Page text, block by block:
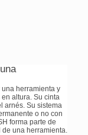
herramienta y
altura. Su cinta
arnés. Su sistema
o no con
forma parte de
una herramienta.